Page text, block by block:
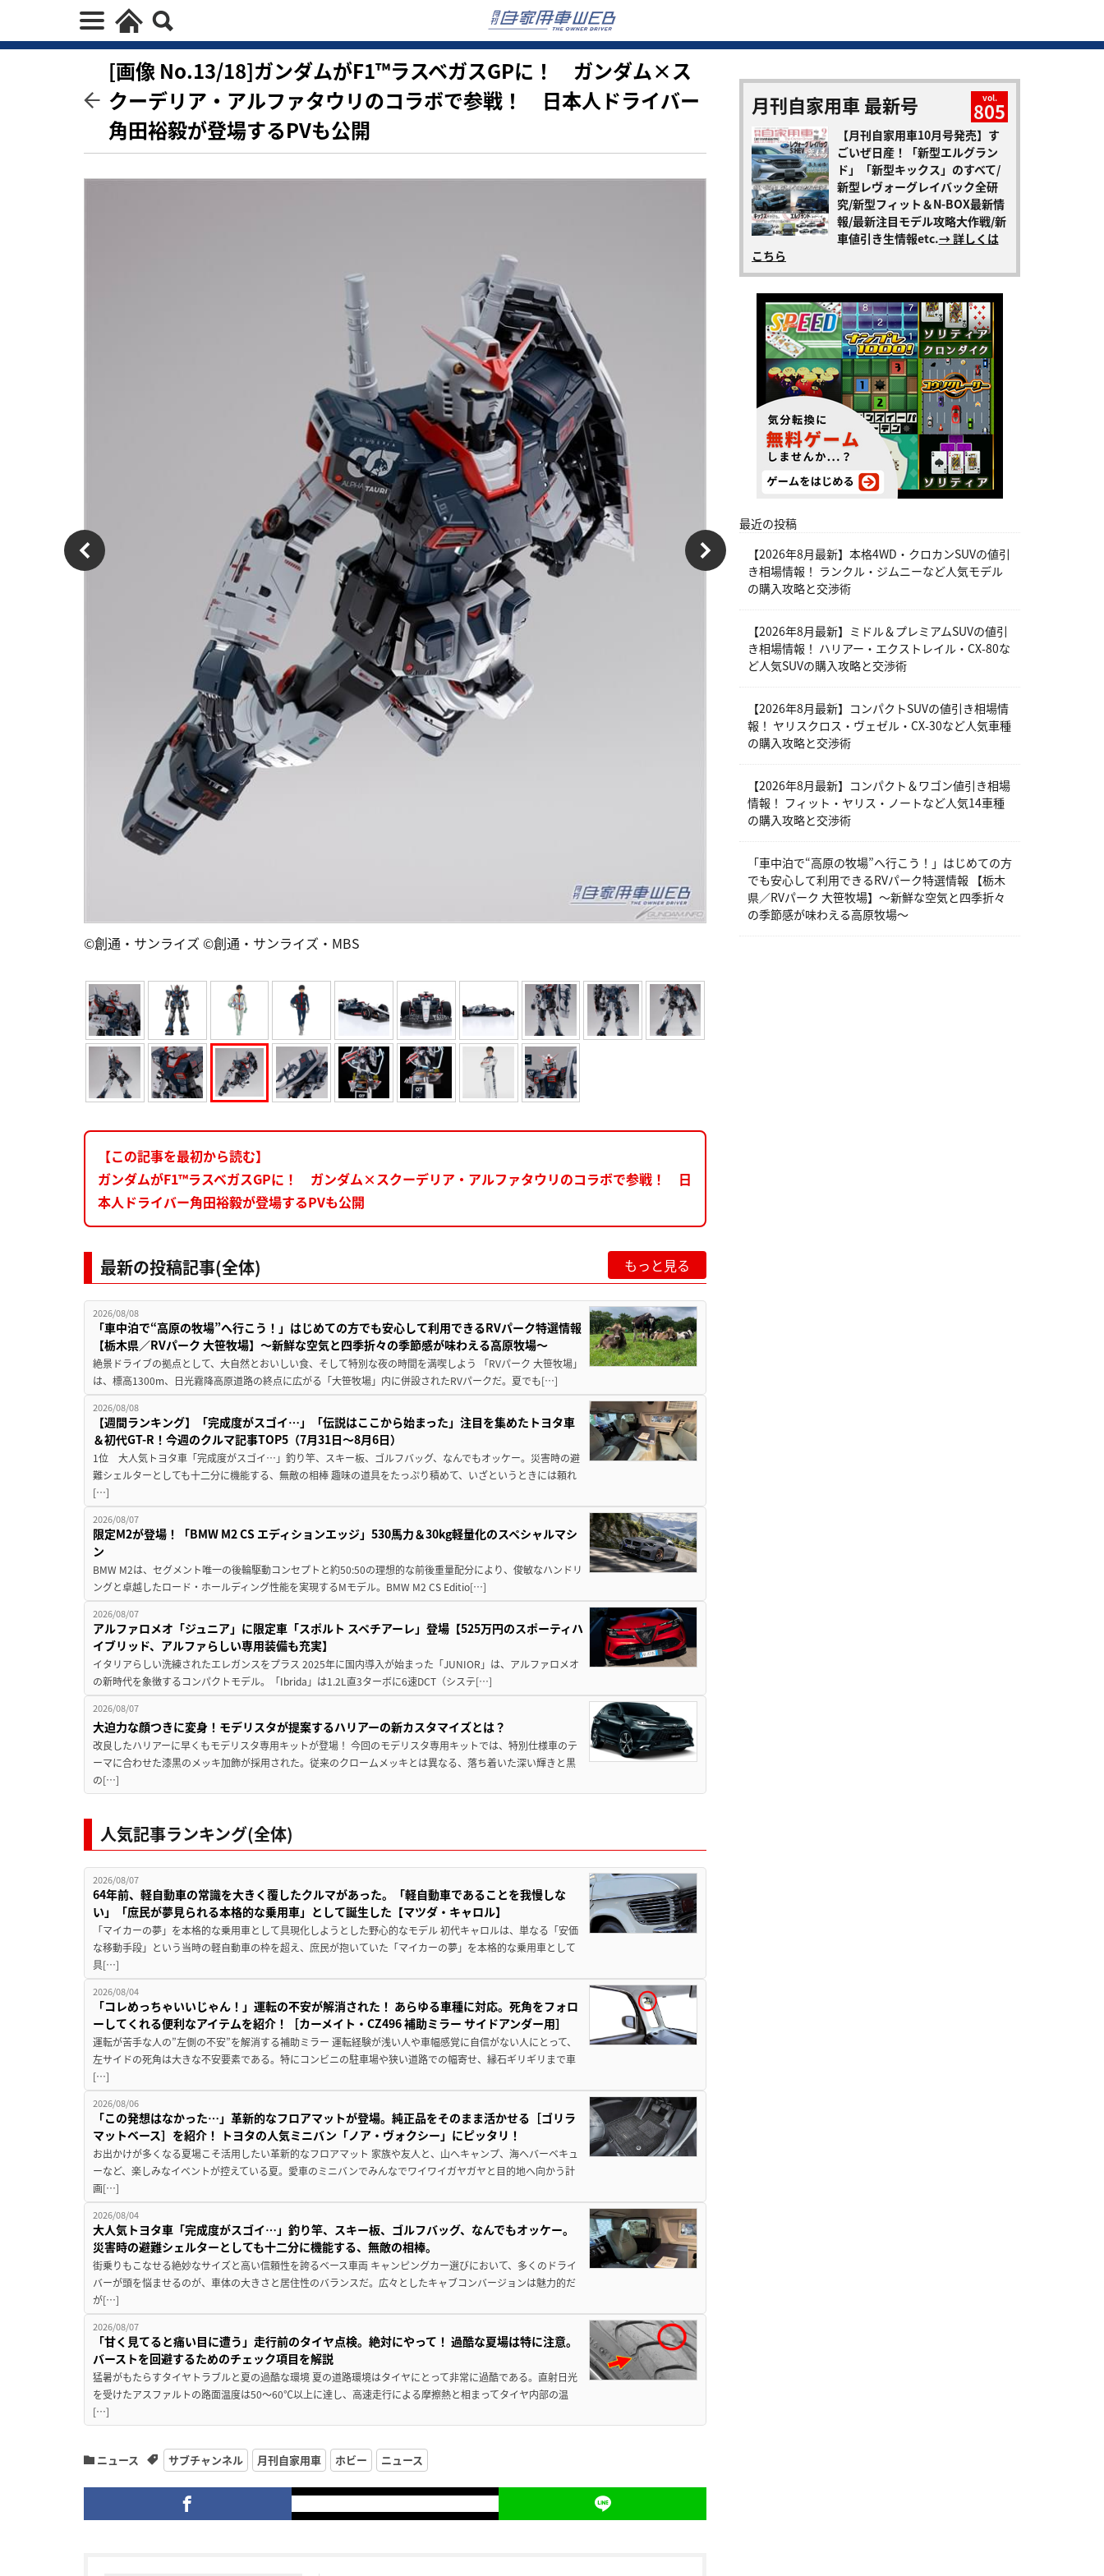
[画像 No.13/18]ガンダムがF1™ラスベガスGPに！ ガンダム×ス
クーデリア・アルファタウリのコラボで参戦！ 日本人ドライバー
角田裕毅が登場するPVも公開
©創通・サンライズ ©創通・サンライズ・MBS
【この記事を最初から読む】
ガンダムがF1™ラスベガスGPに！ ガンダム×スクーデリア・アルファタウリのコラボで参戦！ 日
本人ドライバー角田裕毅が登場するPVも公開
最新の投稿記事(全体) もっと見る
2026/08/08
「車中泊で“高原の牧場”へ行こう！」はじめての方でも安心して利用できるRVパーク特選情報
【栃木県／RVパーク 大笹牧場】～新鮮な空気と四季折々の季節感が味わえる高原牧場～
絶景ドライブの拠点として、大自然とおいしい食、そして特別な夜の時間を満喫しよう 「RVパーク 大笹牧場」
は、標高1300m、日光霧降高原道路の終点に広がる「大笹牧場」内に併設されたRVパークだ。夏でも[…]
2026/08/08
【週間ランキング】「完成度がスゴイ…」「伝説はここから始まった」注目を集めたトヨタ車
＆初代GT-R！今週のクルマ記事TOP5（7月31日〜8月6日）
1位 大人気トヨタ車「完成度がスゴイ…」釣り竿、スキー板、ゴルフバッグ、なんでもオッケー。災害時の避
難シェルターとしても十二分に機能する、無敵の相棒 趣味の道具をたっぷり積めて、いざというときには頼れ
[…]
2026/08/07
限定M2が登場！「BMW M2 CS エディションエッジ」530馬力＆30kg軽量化のスペシャルマシ
ン
BMW M2は、セグメント唯一の後輪駆動コンセプトと約50:50の理想的な前後重量配分により、俊敏なハンドリ
ングと卓越したロード・ホールディング性能を実現するMモデル。BMW M2 CS Editio[…]
2026/08/07
アルファロメオ「ジュニア」に限定車「スポルト スペチアーレ」登場【525万円のスポーティハ
イブリッド、アルファらしい専用装備も充実】
イタリアらしい洗練されたエレガンスをプラス 2025年に国内導入が始まった「JUNIOR」は、アルファロメオ
の新時代を象徴するコンパクトモデル。「Ibrida」は1.2L直3ターボに6速DCT（システ[…]
2026/08/07
大迫力な顔つきに変身！モデリスタが提案するハリアーの新カスタマイズとは？
改良したハリアーに早くもモデリスタ専用キットが登場！ 今回のモデリスタ専用キットでは、特別仕様車のテ
ーマに合わせた漆黒のメッキ加飾が採用された。従来のクロームメッキとは異なる、落ち着いた深い輝きと黒
の[…]
人気記事ランキング(全体)
2026/08/07
64年前、軽自動車の常識を大きく覆したクルマがあった。「軽自動車であることを我慢しな
い」「庶民が夢見られる本格的な乗用車」として誕生した【マツダ・キャロル】
「マイカーの夢」を本格的な乗用車として具現化しようとした野心的なモデル 初代キャロルは、単なる「安価
な移動手段」という当時の軽自動車の枠を超え、庶民が抱いていた「マイカーの夢」を本格的な乗用車として
具[…]
2026/08/04
「コレめっちゃいいじゃん！」運転の不安が解消された！ あらゆる車種に対応。死角をフォロ
ーしてくれる便利なアイテムを紹介！［カーメイト・CZ496 補助ミラー サイドアンダー用］
運転が苦手な人の”左側の不安”を解消する補助ミラー 運転経験が浅い人や車幅感覚に自信がない人にとって、
左サイドの死角は大きな不安要素である。特にコンビニの駐車場や狭い道路での幅寄せ、縁石ギリギリまで車
[…]
2026/08/06
「この発想はなかった…」革新的なフロアマットが登場。純正品をそのまま活かせる［ゴリラ
マットベース］を紹介！ トヨタの人気ミニバン「ノア・ヴォクシー」にピッタリ！
お出かけが多くなる夏場こそ活用したい革新的なフロアマット 家族や友人と、山へキャンプ、海へバーベキュ
ーなど、楽しみなイベントが控えている夏。愛車のミニバンでみんなでワイワイガヤガヤと目的地へ向かう計
画[…]
2026/08/04
大人気トヨタ車「完成度がスゴイ…」釣り竿、スキー板、ゴルフバッグ、なんでもオッケー。
災害時の避難シェルターとしても十二分に機能する、無敵の相棒。
街乗りもこなせる絶妙なサイズと高い信頼性を誇るベース車両 キャンピングカー選びにおいて、多くのドライ
バーが頭を悩ませるのが、車体の大きさと居住性のバランスだ。広々としたキャブコンバージョンは魅力的だ
が[…]
2026/08/07
「甘く見てると痛い目に遭う」走行前のタイヤ点検。絶対にやって！ 過酷な夏場は特に注意。
バーストを回避するためのチェック項目を解説
猛暑がもたらすタイヤトラブルと夏の過酷な環境 夏の道路環境はタイヤにとって非常に過酷である。直射日光
を受けたアスファルトの路面温度は50〜60℃以上に達し、高速走行による摩擦熱と相まってタイヤ内部の温
[…]
ニュース サブチャンネル 月刊自家用車 ホビー ニュース
月刊自家用車 最新号 vol.
805
【月刊自家用車10月号発売】す
ごいぜ日産！「新型エルグラン
ド」「新型キックス」のすべて/
新型レヴォーグレイバック全研
究/新型フィット＆N-BOX最新情
報/最新注目モデル攻略大作戦/新
車値引き生情報etc.→ 詳しくは
こちら
最近の投稿
【2026年8月最新】本格4WD・クロカンSUVの値引
き相場情報！ ランクル・ジムニーなど人気モデル
の購入攻略と交渉術
【2026年8月最新】ミドル＆プレミアムSUVの値引
き相場情報！ ハリアー・エクストレイル・CX-80な
ど人気SUVの購入攻略と交渉術
【2026年8月最新】コンパクトSUVの値引き相場情
報！ ヤリスクロス・ヴェゼル・CX-30など人気車種
の購入攻略と交渉術
【2026年8月最新】コンパクト＆ワゴン値引き相場
情報！ フィット・ヤリス・ノートなど人気14車種
の購入攻略と交渉術
「車中泊で“高原の牧場”へ行こう！」はじめての方
でも安心して利用できるRVパーク特選情報 【栃木
県／RVパーク 大笹牧場】～新鮮な空気と四季折々
の季節感が味わえる高原牧場～